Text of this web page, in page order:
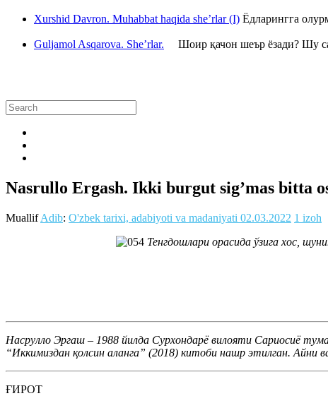
Xurshid Davron. Muhabbat haqida she’rlar (I) Ёдларингга
Guljamol Asqarova. She’rlar. Шоир қачон шеър ёзади? Шу
Nasrullo Ergash. Ikki burgut sig’mas bitta
MuallifAdib: O'zbek tarixi, adabiyoti va madaniyati 02.03.2022 1 izoh
Тенгдошлари орасида ўзига хос,
Насрулло Эргаш – 1988 йилда Сурхондарё вилояти Сариосиё
“Иккимиздан қолсин аланга” (2018) китоби нашр этилган.
ҒИРОТ